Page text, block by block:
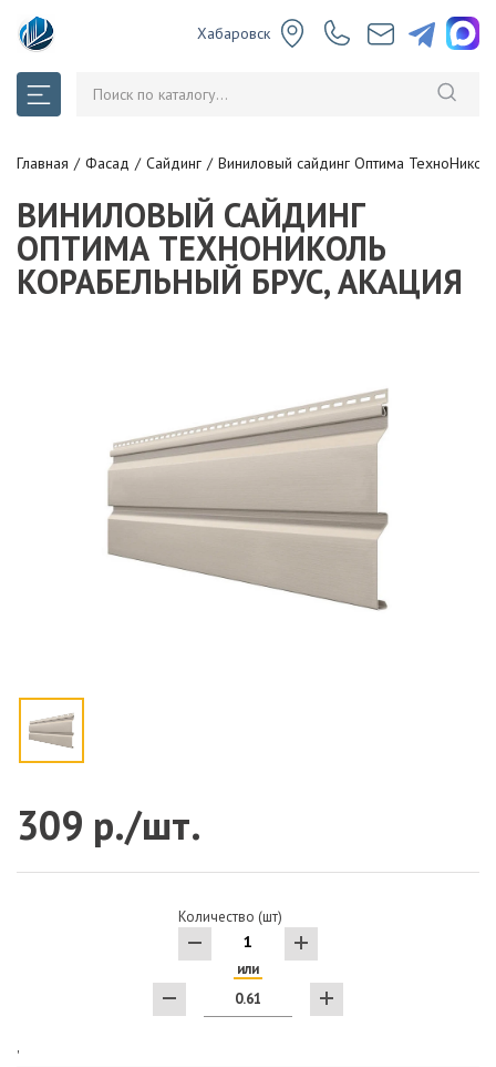
Хабаровск
Главная Фасад Сайдинг Виниловый сайдинг Оптима
ВИНИЛОВЫЙ САЙДИНГ
ОПТИМА ТЕХНОНИКОЛЬ
КОРАБЕЛЬНЫЙ БРУС, АКАЦИЯ
309 р./шт.
Количество (шт)
или
'